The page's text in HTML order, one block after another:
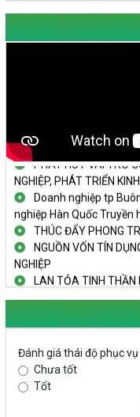
TẬP THỂ
PHÁT HUY VAI TRÒ
NGHIỆP, PHÁT TRIỂN
Doanh nghiệp tp
nghiệp Hàn Quốc Truyền
THÚC ĐẨY PHONG
NGUỒN VỐN TÍN
NGHIỆP
LAN TỎA TINH THẦN
HUYỆN KRÔNG PẮC
KHỞI NGHIỆP VỚI MÔ
NHÌN LẠI HOẠT
KHAI MẠC TECHFEST
TRAILER TECHFEST
Đắk Lắk - Tiềm năng
Đánh giá thái độ phục
Chưa tốt
Tốt